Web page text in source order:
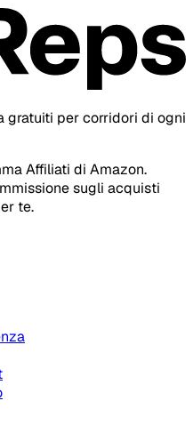
gratuiti per corridori di ogni
Affiliati di Amazon.
sugli acquisti
te.